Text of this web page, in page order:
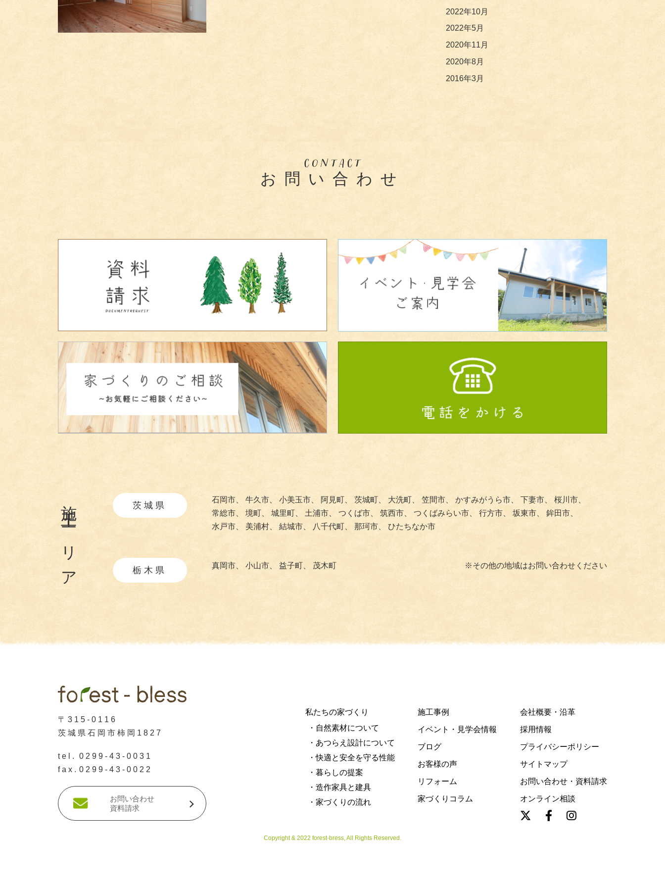
2022年10月
2022年5月
2020年11月
2020年8月
2016年3月
お問い合わせ
施工エリア 茨城県
石岡市、 牛久市、 小美玉市、 阿見町、 茨城町、 大洗町、 笠間市、 かすみがうら市、 下妻市、
桜川市、
常総市、
境町、 城里町、 土浦市、 つくば市、 筑西市、 つくばみらい市、 行方市、 坂東市、
鉾田市、
水戸市、
美浦村、 結城市、 八千代町、 那珂市、 ひたちなか市
栃木県 真岡市、 小山市、 益子町、 茂木町 ※その他の地域はお問い合わせください
〒315-0116
茨城県石岡市柿岡1827
tel.
0299-43-0031
fax. 0299-43-0022
お問い合わせ
資料請求
私たちの家づくり
・自然素材について
・あつらえ設計について
・快適と安全を守る性能
・暮らしの提案
・造作家具と建具
・家づくりの流れ
施工事例
イベント・見学会情報
ブログ
お客様の声
リフォーム
家づくりコラム
会社概要・沿革
採用情報
プライバシーポリシー
サイトマップ
お問い合わせ・資料請求
オンライン相談
Copyright & 2022 forest-bress, All Rights Reserved.